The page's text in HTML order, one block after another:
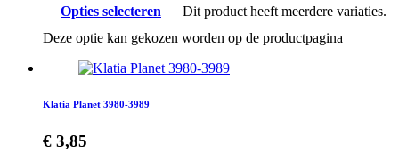
Opties selecteren
Dit product heeft meerdere variaties.
Deze optie kan gekozen worden op de productpagina
Klatia Planet 3980-3989
€ 3,85